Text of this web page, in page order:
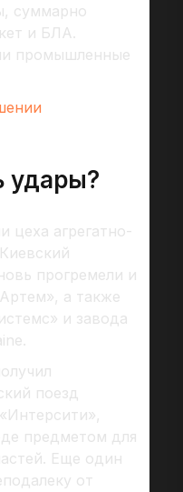
суммарно
и БЛА.
промышленные
удары?
цеха агрегатно-
прогремели и
а также
и завода
поезд
предметом для
Еще один
от